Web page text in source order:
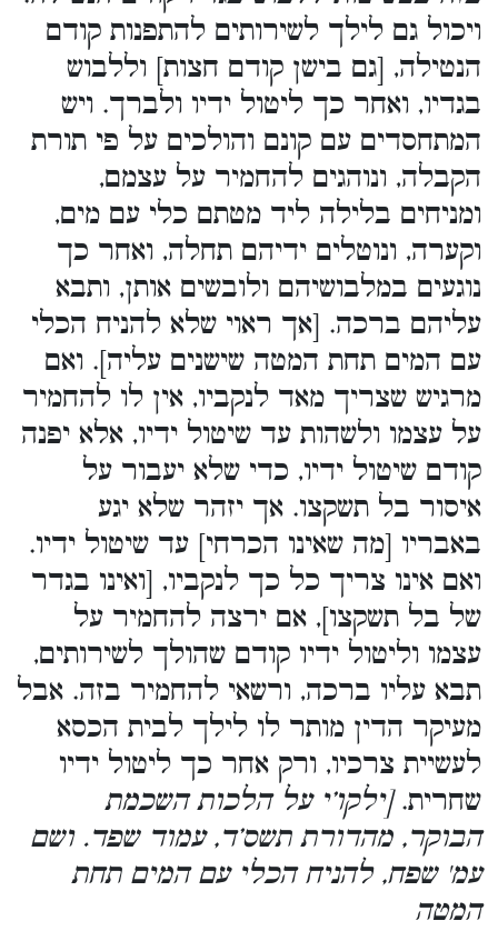
ויכול גם לילך לשירותים להתפנות קודם
הנטילה, [גם בישן קודם חצות] וללבוש
בגדיו, ואחר כך ליטול ידיו ולברך. ויש
המתחסדים עם קונם והולכים על פי תורת
הקבלה, ונוהגים להחמיר על עצמם,
ומניחים בלילה ליד מטתם כלי עם מים,
וקערה, ונוטלים ידיהם תחלה, ואחר כך
נוגעים במלבושיהם ולובשים אותן, ותבא
עליהם ברכה. [אך ראוי שלא להניח הכלי
עם המים תחת המטה שישנים עליה]. ואם
מרגיש שצריך מאד לנקביו, אין לו להחמיר
על עצמו ולשהות עד שיטול ידיו, אלא יפנה
קודם שיטול ידיו, כדי שלא יעבור על
איסור בל תשקצו. אך יזהר שלא יגע
באבריו [מה שאינו הכרחי] עד שיטול ידיו.
ואם אינו צריך כל כך לנקביו, [ואינו בגדר
של בל תשקצו], אם ירצה להחמיר על
עצמו וליטול ידיו קודם שהולך לשירותים,
תבא עליו ברכה, ורשאי להחמיר בזה. אבל
מעיקר הדין מותר לו לילך לבית הכסא
לעשיית צרכיו, ורק אחר כך ליטול ידיו
שחרית.[ילקו’י על הלכות השכמת
הבוקר, מהדורת תשס’ד, עמוד שפד. ושם
עמ' שפח, להניח הכלי עם המים תחת
המטה